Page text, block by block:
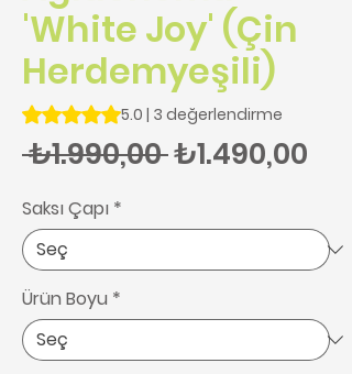
'White Joy' (Çin
Herdemyeşili)
3 değerlendirmeye göre beş yıldız
5.0 | 3 değerlendirme
₺1.990,00 Normal Fiyat
₺1.490,00
Saksı Çapı *
Ürün Boyu *